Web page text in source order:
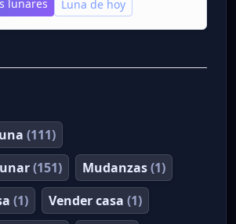
lunares Luna de hoy
(111)
(151) Mudanzas(1)
(1) Vender casa (1)